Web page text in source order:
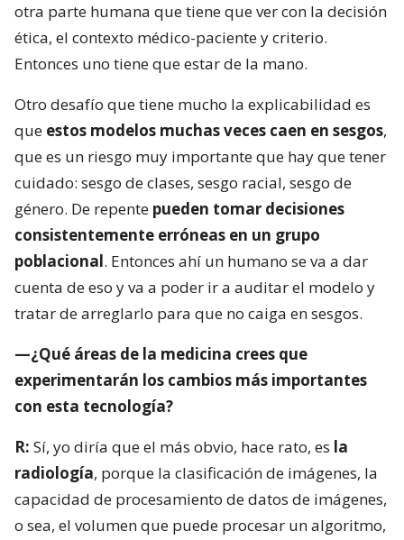
otra parte humana que tiene que ver con la decisión
ética, el contexto médico-paciente y criterio.
Entonces uno tiene que estar de la mano.
Otro desafío que tiene mucho la explicabilidad es
que estos modelos muchas veces caen en sesgos,
que es un riesgo muy importante que hay que tener
cuidado: sesgo de clases, sesgo racial, sesgo de
género. De repente pueden tomar decisiones
consistentemente erróneas en un grupo
poblacional. Entonces ahí un humano se va a dar
cuenta de eso y va a poder ir a auditar el modelo y
tratar de arreglarlo para que no caiga en sesgos.
—¿Qué áreas de la medicina crees que
experimentarán los cambios más importantes
con esta tecnología?
R: Sí, yo diría que el más obvio, hace rato, es la
radiología, porque la clasificación de imágenes, la
capacidad de procesamiento de datos de imágenes,
o sea, el volumen que puede procesar un algoritmo,